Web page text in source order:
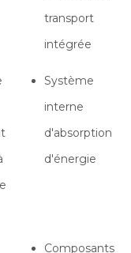
transport
intégrée
Système
interne
d'absorption
d'énergie
Composants